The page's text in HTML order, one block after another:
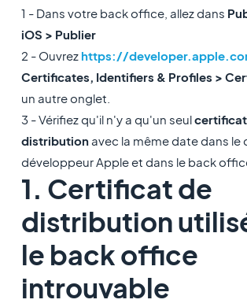
1 - Dans votre back office, allez dans
iOS > Publier
2 - Ouvrez https://
Certificates, Identifiers & Profiles >
un autre onglet.
3 - Vérifiez qu'il n'y a qu'un seul
distributionavec la même date dans le
développeur Apple et dans le back
1. Certificat de
distribution
le back office
introuvable